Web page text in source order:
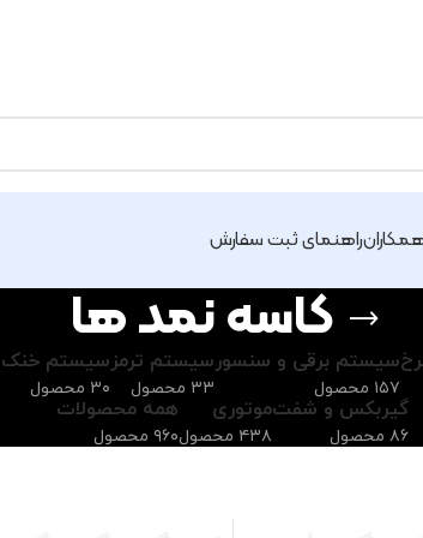
راهنمای ثبت سفارش
کاسه نمد ها
سیستم برقی و سنسور
۱۵۷ محصول
سیستم ترمز
۳۳ محصول
سیستم خنک
۳۰ محصول
گیربکس و شفت
۸۶ محصول
موتوری
۴۳۸ محصول
همه محصولات
۹۶۰ محصول